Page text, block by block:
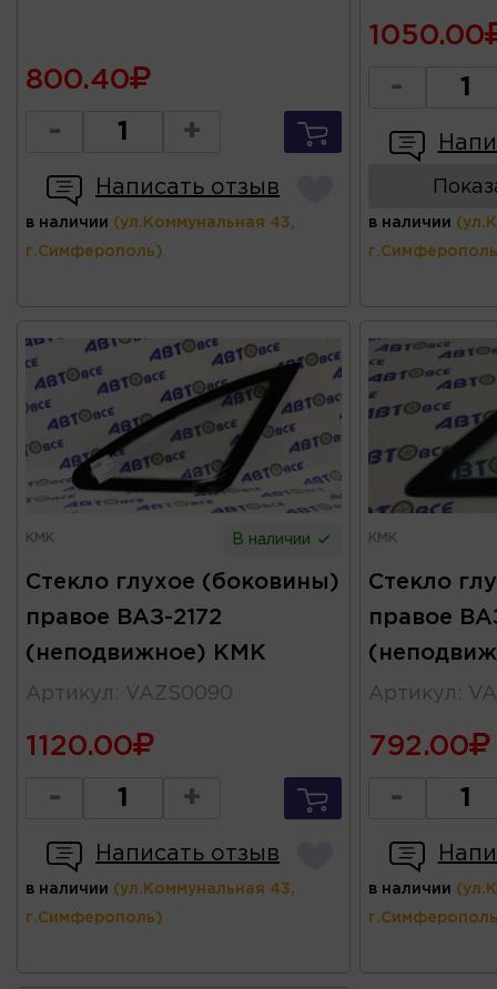
800.40
- +
Написать отзыв
в наличии (ул.Коммунальная 43,
г.Симферополь)
1050.00
-
в наличии
КМК В наличии
Стекло глухое (боковины)
правое ВАЗ-2172
(неподвижное) КМК
Артикул : VAZS0090
1120.00
- +
Написать отзыв
в наличии (ул.Коммунальная 43,
г.Симферополь)
КМК
Стекло
правое
Артикул :
792.00
-
в наличии